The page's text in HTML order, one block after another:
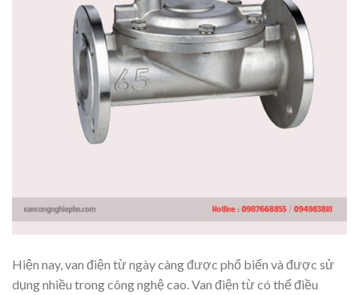
Hiện nay, van điện từ ngày càng được phổ biến và được sử
dụng nhiều trong công nghệ cao. Van điện từ có thể điều